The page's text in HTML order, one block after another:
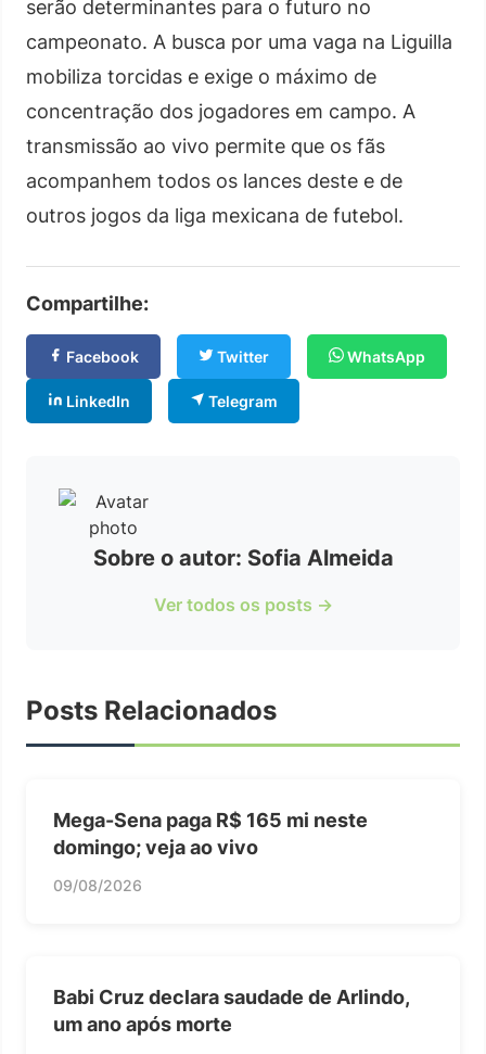
serão determinantes para o futuro no
campeonato. A busca por uma vaga na Liguilla
mobiliza torcidas e exige o máximo de
concentração dos jogadores em campo. A
transmissão ao vivo permite que os fãs
acompanhem todos os lances deste e de
outros jogos da liga mexicana de futebol.
Compartilhe:
Facebook Twitter WhatsApp
LinkedIn Telegram
Sobre o autor: Sofia Almeida
Ver todos os posts →
Posts Relacionados
Mega-Sena paga R$ 165 mi neste
domingo; veja ao vivo
09/08/2026
Babi Cruz declara saudade de Arlindo,
um ano após morte